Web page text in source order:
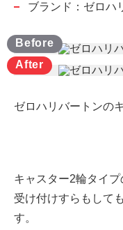
ブランド：ゼロハ
ゼロハリバートンの
キャスター2輪タイ
受け付けすらもして
す。